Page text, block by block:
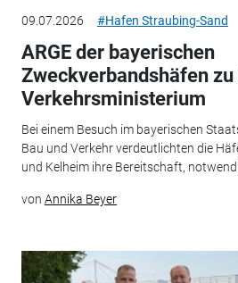
09.07.2026 #Hafen Straubing-Sand
ARGE der bayerischen
Zweckverbandshäfen zu
Verkehrsministerium
Bei einem Besuch im bayerischen
Bau und Verkehr verdeutlichten die
und Kelheim ihre Bereitschaft,
von Annika Beyer